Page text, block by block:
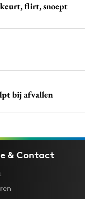
flirt, snoept
bij afvallen
& Contact